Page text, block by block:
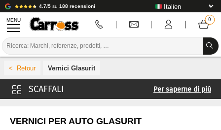
4.7/5 su 188 recensioni
MENU
MARCHE
Vernici Glasurit
Vernici Cromax
Per saperne di più
VERNICI PER AUTO GLASURIT